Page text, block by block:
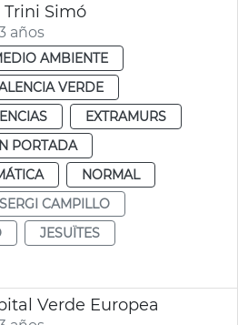
Simó
años
AMBIENTE
VERDE
EXTRAMURS
PORTADA
NORMAL
SERGI CAMPILLO
JESUÏTES
Verde Europea